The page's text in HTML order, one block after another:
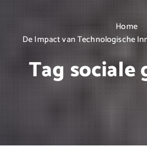
Home
De Impact van Technologische
Tag